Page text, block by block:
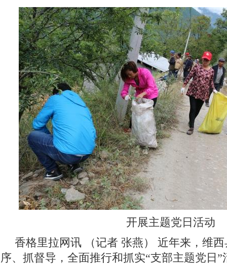
开展主题党日活动
香格里拉网讯 （记者 张燕）
近年来，维
序、抓督导，全面推行和抓实“支部主题党日